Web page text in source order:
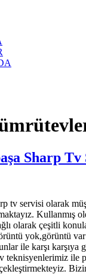
Sharp Tv
tv servisi olarak
Kullanmış
olarak çeşitli
yok,görüntü
ile karşı karşıya
teknisyenlerimiz ile